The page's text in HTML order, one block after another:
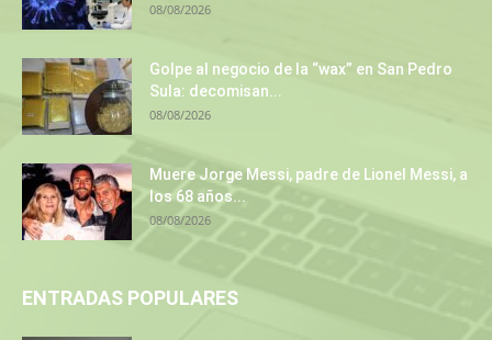
08/08/2026
Golpe al negocio de la “wax” en San Pedro
Sula: decomisan...
08/08/2026
Muere Jorge Messi, padre de Lionel Messi, a
los 68 años...
08/08/2026
ENTRADAS POPULARES